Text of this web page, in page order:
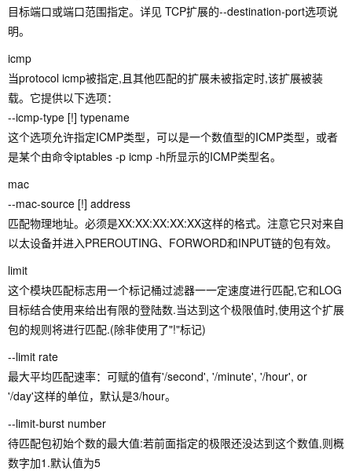
目标端口或端口范围指定。详见 TCP扩展的--destination-port选项说
明。
icmp
当protocol icmp被指定,且其他匹配的扩展未被指定时,该扩展被装
载。它提供以下选项：
--icmp-type [!] typename
这个选项允许指定ICMP类型，可以是一个数值型的ICMP类型，或者
是某个由命令iptables -p icmp -h所显示的ICMP类型名。
mac
--mac-source [!] address
匹配物理地址。必须是XX:XX:XX:XX:XX这样的格式。注意它只对来自
以太设备并进入PREROUTING、FORWORD和INPUT链的包有效。
limit
这个模块匹配标志用一个标记桶过滤器一一定速度进行匹配,它和LOG
目标结合使用来给出有限的登陆数.当达到这个极限值时,使用这个扩展
包的规则将进行匹配.(除非使用了"!"标记)
--limit rate
最大平均匹配速率：可赋的值有'/second', '/minute', '/hour', or
'/day'这样的单位，默认是3/hour。
--limit-burst number
待匹配包初始个数的最大值:若前面指定的极限还没达到这个数值,则概
数字加1.默认值为5